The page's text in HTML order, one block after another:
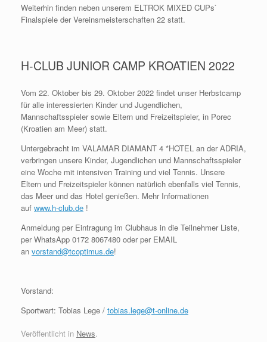
Weiterhin finden neben unserem ELTROK MIXED CUPs`
Finalspiele der Vereinsmeisterschaften 22 statt.
H-CLUB JUNIOR CAMP KROATIEN 2022
Vom 22. Oktober bis 29. Oktober 2022 findet unser Herbstcamp
für alle interessierten Kinder und Jugendlichen,
Mannschaftsspieler sowie Eltern und Freizeitspieler, in Porec
(Kroatien am Meer) statt.
Untergebracht im VALAMAR DIAMANT 4 *HOTEL an der ADRIA,
verbringen unsere Kinder, Jugendlichen und Mannschaftsspieler
eine Woche mit intensiven Training und viel Tennis. Unsere
Eltern und Freizeitspieler können natürlich ebenfalls viel Tennis,
das Meer und das Hotel genießen. Mehr Informationen
auf www.h-club.de !
Anmeldung per Eintragung im Clubhaus in die Teilnehmer Liste,
per WhatsApp 0172 8067480 oder per EMAIL
an vorstand@tcoptimus.de!
Vorstand:
Sportwart: Tobias Lege / tobias.lege@t-online.de
Veröffentlicht in News.